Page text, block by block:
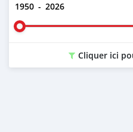
1950 - 2026
Cliquer ici